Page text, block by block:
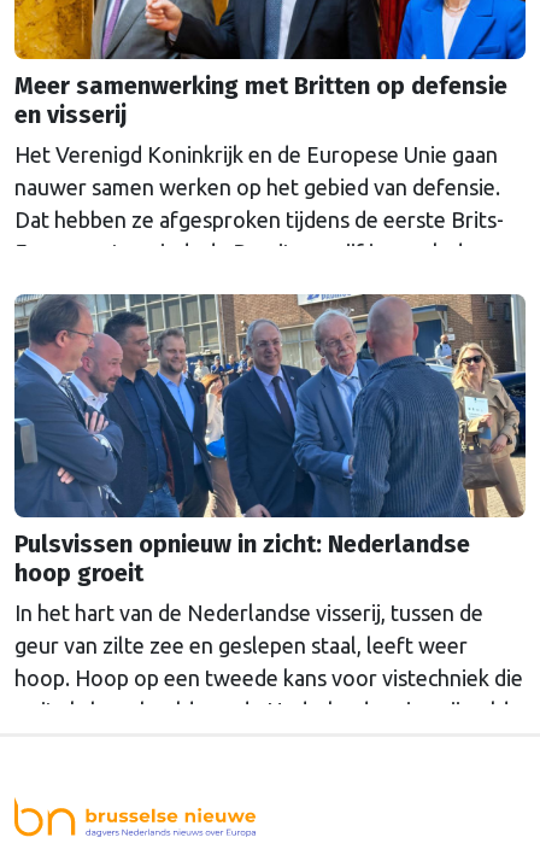
Meer samenwerking met Britten op defensie
en visserij
Het Verenigd Koninkrijk en de Europese Unie gaan
nauwer samen werken op het gebied van defensie.
Dat hebben ze afgesproken tijdens de eerste Brits-
Europese top sinds de Brexit van vijf jaar geleden.
en worden de regels voor de export van voedsel en
planten versoepeld. De Britse oppositie,
voorstanders van de Brexit, noemt de top spottend
de "top van de overgave".
Pulsvissen opnieuw in zicht: Nederlandse
hoop groeit
In het hart van de Nederlandse visserij, tussen de
geur van zilte zee en geslepen staal, leeft weer
hoop. Hoop op een tweede kans voor vistechniek die
ooit als boegbeeld van de Nederlandse visserij gold: